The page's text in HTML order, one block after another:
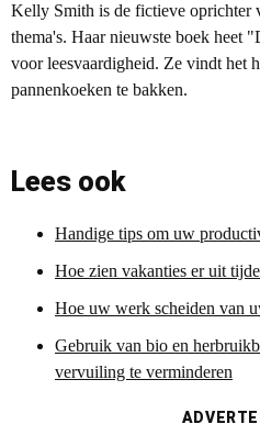
Kelly Smith is de fictieve oprichter
thema's. Haar nieuwste boek heet
voor leesvaardigheid. Ze vindt het
pannenkoeken te bakken.
Lees ook
Handige tips om uw
Hoe zien vakanties er uit
Hoe uw werk scheiden van
Gebruik van bio en
vervuiling te verminderen